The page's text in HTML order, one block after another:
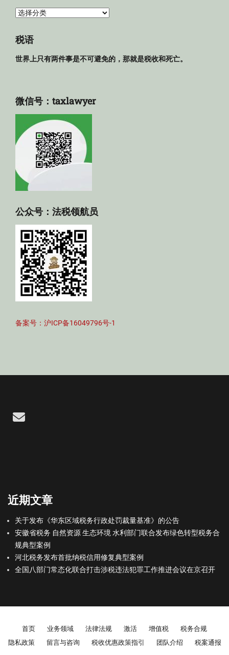
法
库
税语
世界上只有两件事是不可避免的，那就是税收和死亡。
微信号：taxlawyer
公众号：法税领航员
备案号：沪ICP备16049796号-1
Email
近期文章
关于发布《华东区域税务行政处罚裁量基准》的公告
安徽省税务 自然资源 生态环境 水利部门联合发布绿色转型税务合
规典型案例
河北税务发布首批纳税信用修复典型案例
全国八部门常态化联合打击涉税违法犯罪工作推进会议在京召开
Footer menu
首页 业务领域 法律法规 激活 增值税
税务合规
隐私政策
留言与咨询 税收优惠政策指引 团队介绍 税案通报